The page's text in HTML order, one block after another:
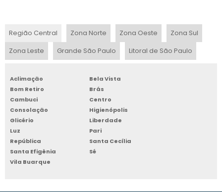
FABRICA DE MANGUEIRA CORRUGADA
PREÇO MANGUEIRA PRETA 1 2
MANGUEIRA PRETA DE UMA POLEGADA E MEIA
MANGUEIRA PRETA 2 POLEGADAS PREÇO
MANGUEIRA PVC TRANSPARENTE
Região Central Zona Norte Zona Oeste
Zona Sul
Zona Leste
Grande São Paulo Litoral de São Paulo
Aclimação
Bela Vista
Bom Retiro
Brás
Cambuci
Centro
Consolação
Higienópolis
Glicério
Liberdade
Luz
Pari
República
Santa Cecília
Santa Efigênia
Sé
Vila Buarque